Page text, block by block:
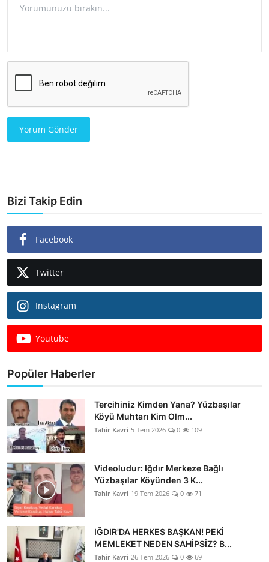
Yorum Gönder
Bizi Takip Edin
Facebook
Twitter
Instagram
Youtube
Popüler Haberler
Tercihiniz Kimden Yana? Yüzbaşılar
Köyü Muhtarı Kim Olm...
Tahir Kavri 5 Tem 2026 0 109
Videoludur: Iğdır Merkeze Bağlı
Yüzbaşılar Köyünden 3 K...
Tahir Kavri 19 Tem 2026 0 71
IĞDIR'DA HERKES BAŞKAN! PEKİ
MEMLEKET NEDEN SAHİPSİZ? B...
Tahir Kavri 26 Tem 2026 0 69